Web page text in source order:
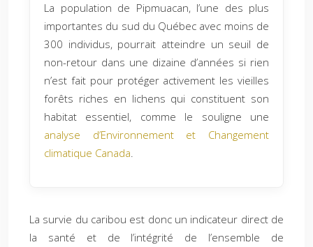
La population de Pipmuacan, l’une des plus
importantes du sud du Québec avec moins de
300 individus, pourrait atteindre un seuil de
non-retour dans une dizaine d’années si rien
n’est fait pour protéger activement les vieilles
forêts riches en lichens qui constituent son
habitat essentiel, comme le souligne une
analyse d’Environnement et Changement
climatique Canada.
La survie du caribou est donc un indicateur direct de
la santé et de l’intégrité de l’ensemble de